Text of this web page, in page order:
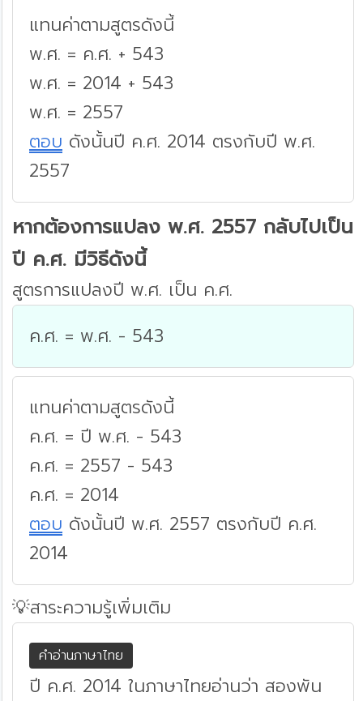
แทนค่าตามสูตรดังนี้
พ.ศ. = ค.ศ. + 543
พ.ศ. = 2014 + 543
พ.ศ. = 2557
ตอบ ดังนั้นปี ค.ศ. 2014 ตรงกับปี พ.ศ.
2557
หากต้องการแปลง พ.ศ. 2557 กลับไปเป็น
ปี ค.ศ. มีวิธีดังนี้
สูตรการแปลงปี พ.ศ. เป็น ค.ศ.
ค.ศ. = พ.ศ. - 543
แทนค่าตามสูตรดังนี้
ค.ศ. = ปี พ.ศ. - 543
ค.ศ. = 2557 - 543
ค.ศ. = 2014
ตอบ ดังนั้นปี พ.ศ. 2557 ตรงกับปี ค.ศ.
2014
💡สาระความรู้เพิ่มเติม
คำอ่านภาษาไทย
ปี ค.ศ. 2014 ในภาษาไทยอ่านว่า สองพัน